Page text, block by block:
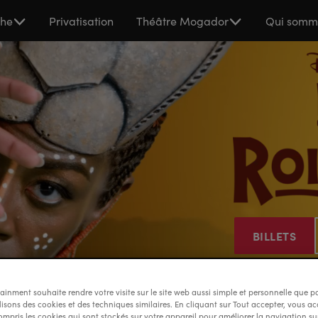
Privatisation Théâtre Mogador Qui
BILLETS
souhaite rendre votre visite sur le site web aussi simple et personnelle que
des cookies et des techniques similaires. En cliquant sur Tout accepter, vous